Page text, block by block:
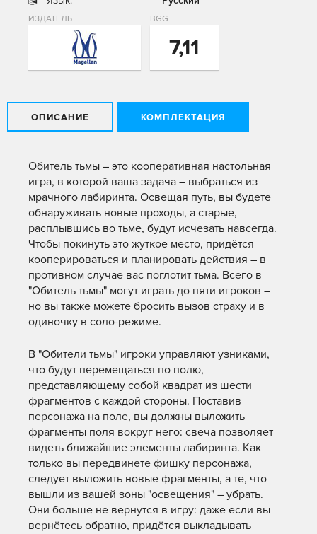
ИЗДАТЕЛЬ BGG
7,11
ОПИСАНИЕ КОМПЛЕКТАЦИЯ
Обитель тьмы – это кооперативная настольная
игра, в которой ваша задача – выбраться из
мрачного лабиринта. Освещая путь, вы будете
обнаруживать новые проходы, а старые,
расплывшись во тьме, будут исчезать навсегда.
Чтобы покинуть это жуткое место, придётся
кооперироваться и планировать действия – в
противном случае вас поглотит тьма. Всего в
"Обитель тьмы" могут играть до пяти игроков –
но вы также можете бросить вызов страху и в
одиночку в соло-режиме.
В "Обители тьмы" игроки управляют узниками,
что будут перемещаться по полю,
представляющему собой квадрат из шести
фрагментов с каждой стороны. Поставив
персонажа на поле, вы должны выложить
фрагменты поля вокруг него: свеча позволяет
видеть ближайшие элементы лабиринта. Как
только вы передвинете фишку персонажа,
следует выложить новые фрагменты, а те, что
вышли из вашей зоны "освещения" – убрать.
Они больше не вернутся в игру: даже если вы
вернётесь обратно, придётся выкладывать